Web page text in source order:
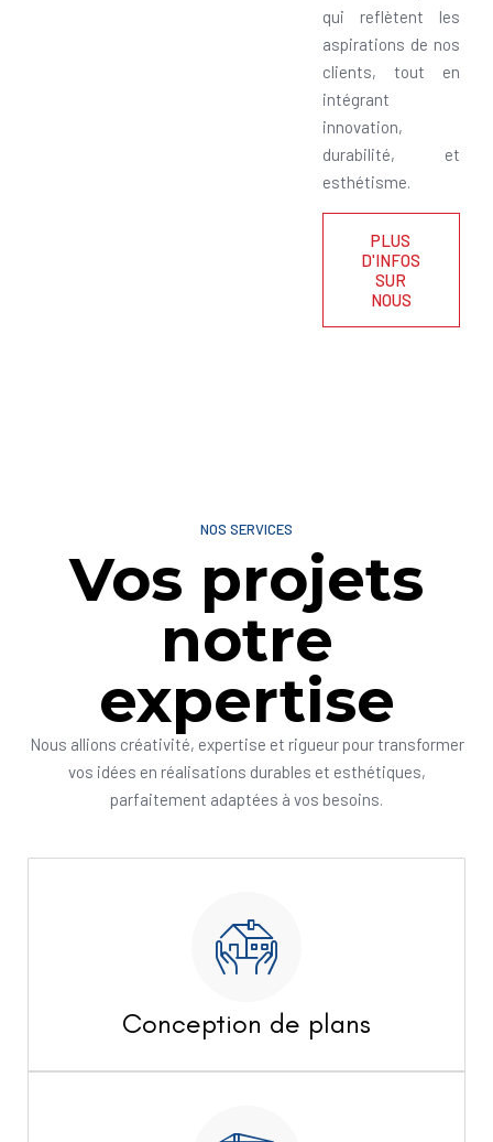
qui reflètent les
aspirations de nos
clients, tout en
intégrant
innovation,
durabilité, et
esthétisme.
PLUS
D'INFOS
SUR
NOUS
NOS SERVICES
Vos projets
notre
expertise
Nous allions créativité, expertise et rigueur pour transformer
vos idées en réalisations durables et esthétiques,
parfaitement adaptées à vos besoins.
Conception de plans